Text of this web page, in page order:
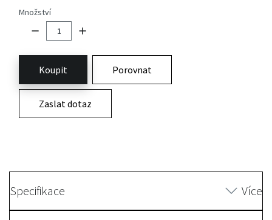
Množství
Koupit Porovnat
Zaslat dotaz
Specifikace Více